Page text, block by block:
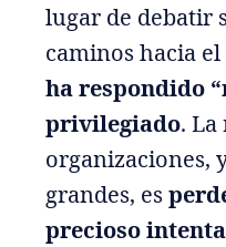
lugar de debatir
caminos hacia
ha respondido
privilegiado. La
organizaciones,
grandes, es
precioso